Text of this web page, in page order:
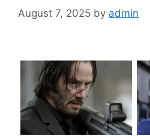
August 7, 2025 by admin